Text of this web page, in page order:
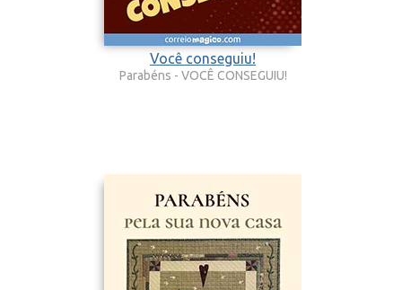
Você conseguiu!
Parabéns - VOCÊ CONSEGUIU!